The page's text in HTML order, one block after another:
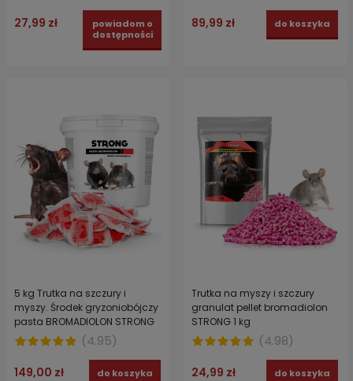
27,99 zł
powiadom o
dostępności
89,99 zł do koszyka
5 kg Trutka na szczury i
myszy. Środek gryzoniobójczy
pasta BROMADIOLON STRONG
(4.95)
149,00 zł do koszyka
Trutka na myszy i szczury
granulat pellet bromadiolon
STRONG 1 kg
(4.98)
24,99 zł do koszyka